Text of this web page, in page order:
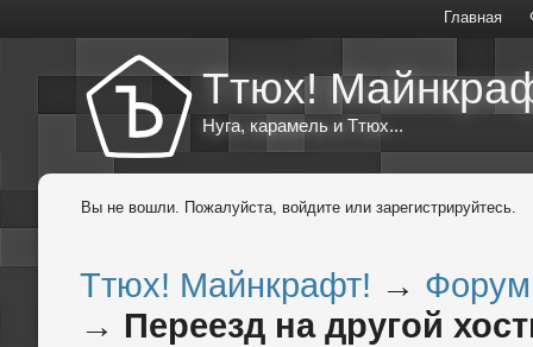
Главная
Ттюх!
Нуга, карамель и Ттюх...
Вы не вошли. Пожалуйста, войдите или зарегистрируйтесь.
Ттюх! Майнкрафт! → Форум
→ Переезд на другой